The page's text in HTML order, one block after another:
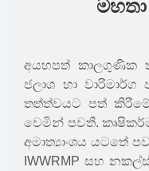
මහතා
අයහපත් කාලගුණික
ජලාශ හා
තත්ත්වයට පත්
වෙමින් පවතී.
අමාත්‍යාංශය යටතේ
IWWRMP සහ